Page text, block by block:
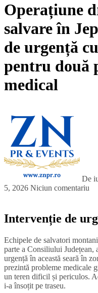
Operațiune
salvare în
de urgență
pentru două
medical
De
5, 2026 Niciun comentariu
Intervenție de
Echipele de salvatori montani de la Serviciul Salvamont Prahova,
parte a Consiliului Județean,
urgență în această seară în
prezintă probleme medicale
un teren dificil și periculos.
i-a însoțit pe traseu.